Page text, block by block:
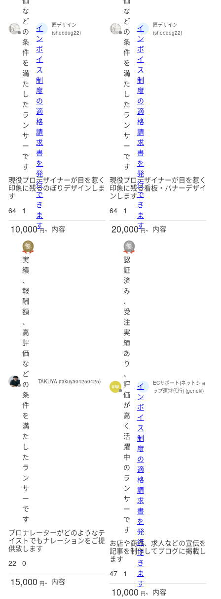
福岡県 佐賀県 長崎県 熊本県 大分県
宮崎県 沖縄県
な
ど
の
条
件
を
満
た
し
た
ラ
ン
サ
ー
で
す
イ
ン
ボ
イ
ス
制
度
の
適
格
請
求
書
を
発
行
で
き
ま
す
匠デザイン
(shoedog22)
現役プロデザイナーが目を惹く
印象に残るのぼりデザインしま
す
64
1
10,000 円~ 内容
な
ど
の
条
件
を
満
た
し
た
ラ
ン
サ
ー
で
す
イ
ン
ボ
イ
ス
制
度
の
適
格
請
求
書
を
発
行
で
き
ま
す
匠デザイン
(shoedog22)
現役プロデザイナーが目を惹く
印象に残る看板・バナーデザイ
ンします
64
1
20,000 円~ 内容
実
績
、
報
酬
額
、
高
評
価
な
ど
の
条
件
を
満
た
し
た
ラ
ン
サ
ー
で
す
TAKUYA (takuya04250425)
プロナレーターがどのようなテ
イストでもナレーションをご提
供致します
22
0
15,000 円~ 内容
認
証
済
み
、
受
注
実
績
あ
り
、
評
価
が
高
く
活
躍
中
の
ラ
ン
サ
ー
で
す
イ
ン
ボ
イ
ス
制
度
の
適
格
請
求
書
を
発
行
で
き
ま
す
ECサポート(ネットショ
ップ運営代行) (geneki)
お店や商品、求人などの宣伝を
記事を制作してブログに掲載し
ます
47
1
10,000 円~ 内容